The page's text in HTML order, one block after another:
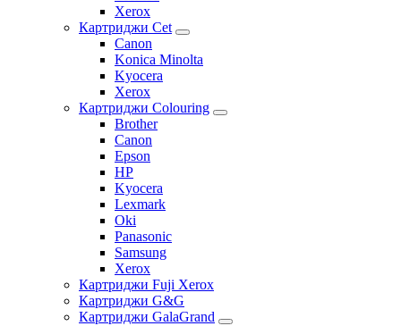
Xerox
Картриджи Cet
Canon
Konica Minolta
Kyocera
Xerox
Картриджи Colouring
Brother
Canon
Epson
HP
Kyocera
Lexmark
Oki
Panasonic
Samsung
Xerox
Картриджи Fuji Xerox
Картриджи G&G
Картриджи GalaGrand